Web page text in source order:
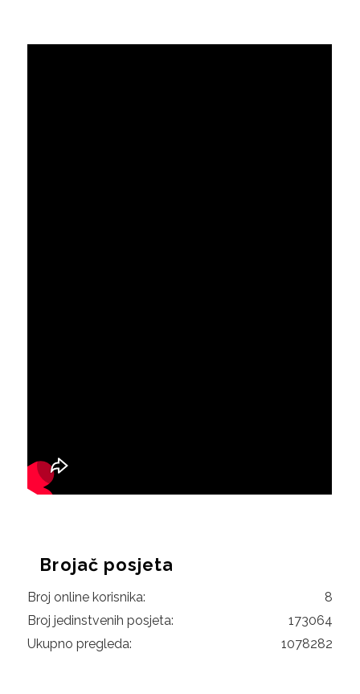
Brojač posjeta
Broj online korisnika:
8
Broj jedinstvenih posjeta:
173064
Ukupno pregleda:
1078282